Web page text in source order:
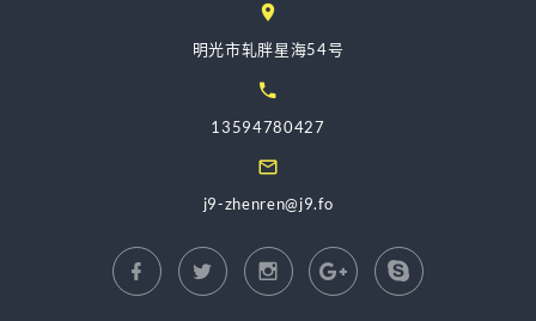
明光市轧胖星海54号
13594780427
j9-zhenren@j9.fo